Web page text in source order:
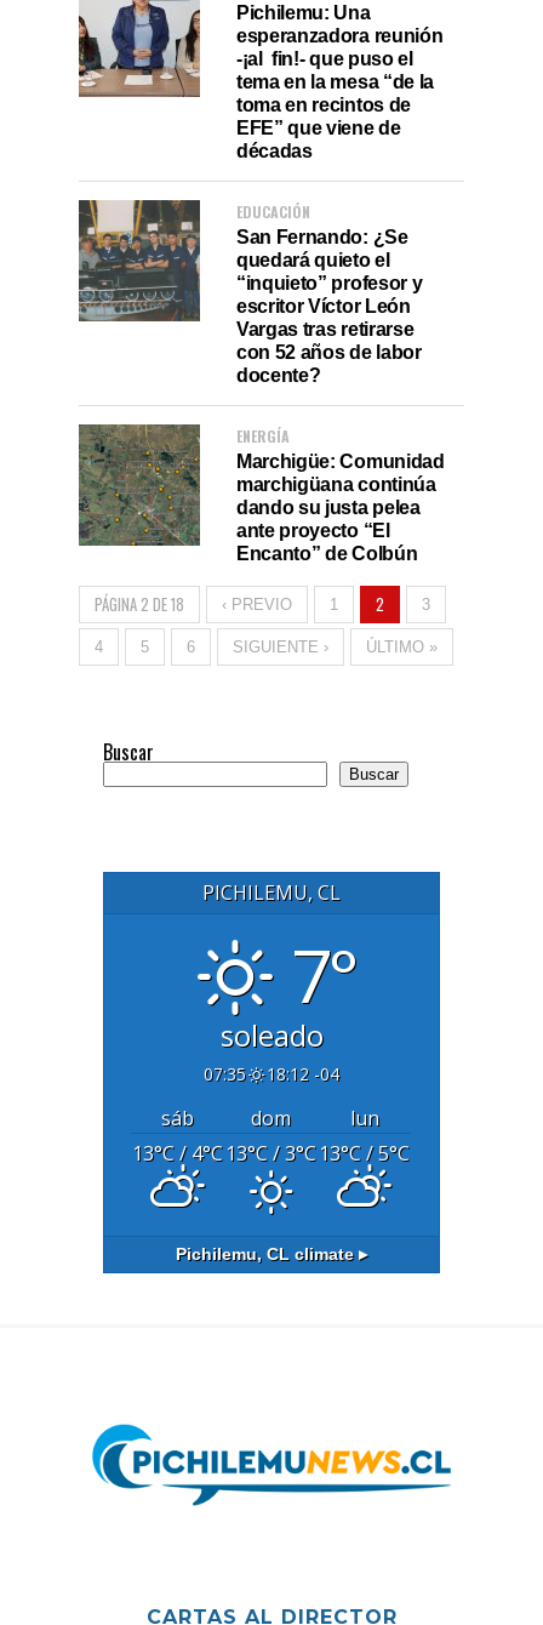
Pichilemu: Una
esperanzadora reunión
-¡al fin!- que puso el
tema en la mesa “de la
toma en recintos de
EFE” que viene de
décadas
EDUCACIÓN
San Fernando: ¿Se
quedará quieto el
“inquieto” profesor y
escritor Víctor León
Vargas tras retirarse
con 52 años de labor
docente?
ENERGÍA
Marchigüe: Comunidad
marchigüana continúa
dando su justa pelea
ante proyecto “El
Encanto” de Colbún
PÁGINA 2 DE 18 ‹ PREVIO 1 2 3
4 5 6 SIGUIENTE › ÚLTIMO »
Buscar
Buscar
PICHILEMU, CL
7°
soleado
07:35 18:12 -04
sáb dom
lun
13°C/ 4°C13°C/ 3°C13°C/ 5°C
Pichilemu, CL climate ▸
CARTAS AL DIRECTOR